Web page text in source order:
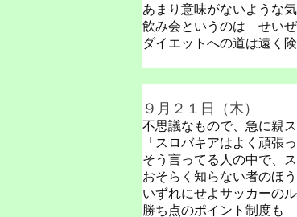
あまり意味がないような気
飲み会というのは せいぜ
ダイエットへの道は遠く険
９月２１日（木）
不思議なもので、急に親
「スロバキアはよく頑張
そう言ってる人の中で、
おそらく知らない者のほ
いずれにせよサッカーの
勝ち点のポイント制度も